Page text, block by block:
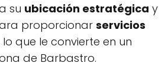
su ubicación estratégica y
proporcionar servicios
lo que le convierte en un
de Barbastro.